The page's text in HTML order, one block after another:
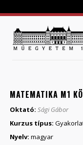
MATEMATIKA M1
Oktató: Sági Gábor
Kurzus típus:
Nyelv: magyar